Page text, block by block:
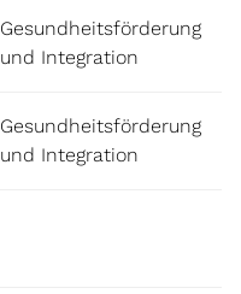
Gesundheitsförderung
und Integration
Gesundheitsförderung
und Integration